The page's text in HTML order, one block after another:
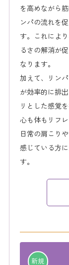
を高めながら
ンパの流れを
す。これによ
るさの解消が
なります。
加えて、リン
が効率的に排
リとした感覚
心も体もリフ
日常の肩こり
感じている方
す。
新規